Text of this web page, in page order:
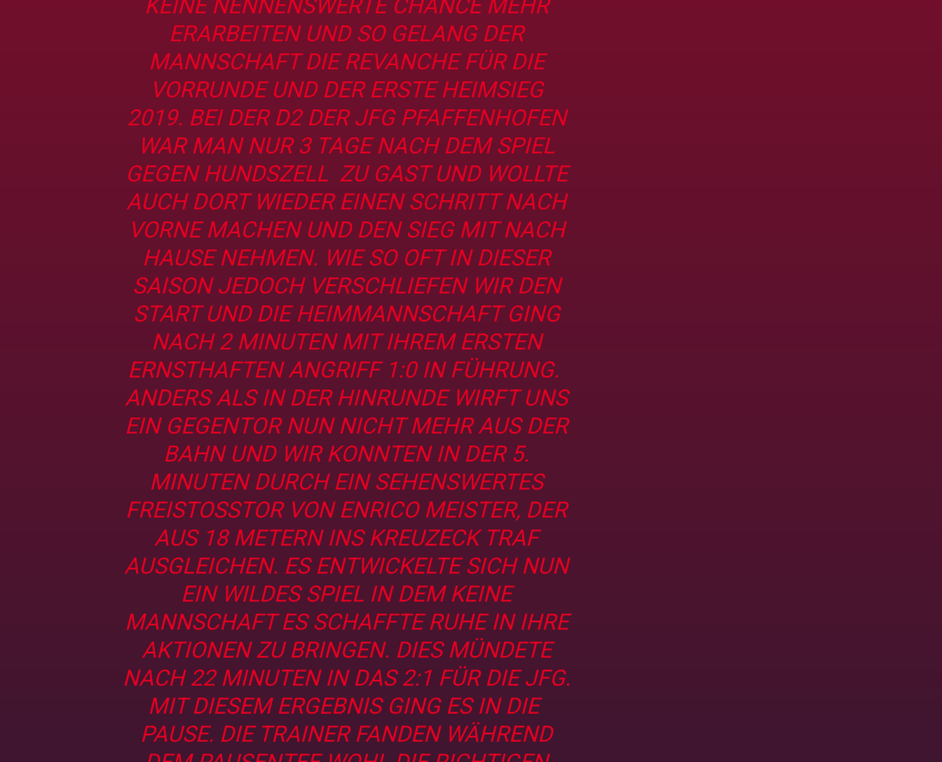
KEINE NENNENSWERTE CHANCE MEHR
ERARBEITEN UND SO GELANG DER
MANNSCHAFT DIE REVANCHE FÜR DIE
VORRUNDE UND DER ERSTE HEIMSIEG
2019. BEI DER D2 DER JFG PFAFFENHOFEN
WAR MAN NUR 3 TAGE NACH DEM SPIEL
GEGEN HUNDSZELL ZU GAST UND WOLLTE
AUCH DORT WIEDER EINEN SCHRITT NACH
VORNE MACHEN UND DEN SIEG MIT NACH
HAUSE NEHMEN. WIE SO OFT IN DIESER
SAISON JEDOCH VERSCHLIEFEN WIR DEN
START UND DIE HEIMMANNSCHAFT GING
NACH 2 MINUTEN MIT IHREM ERSTEN
ERNSTHAFTEN ANGRIFF 1:0 IN FÜHRUNG.
ANDERS ALS IN DER HINRUNDE WIRFT UNS
EIN GEGENTOR NUN NICHT MEHR AUS DER
BAHN UND WIR KONNTEN IN DER 5.
MINUTEN DURCH EIN SEHENSWERTES
FREISTOSSTOR VON ENRICO MEISTER, DER A
US 18 METERN INS KREUZECK TRAF A
USGLEICHEN. ES ENTWICKELTE SICH NUN E
IN WILDES SPIEL IN DEM KEINE M
ANNSCHAFT ES SCHAFFTE RUHE IN IHRE A
KTIONEN ZU BRINGEN. DIES MÜNDETE N
ACH 22 MINUTEN IN DAS 2:1 FÜR DIE JFG. M
IT DIESEM ERGEBNIS GING ES IN DIE P
AUSE. DIE TRAINER FANDEN WÄHREND D